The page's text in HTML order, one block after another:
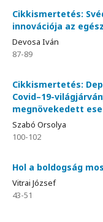
Cikkismertetés:
innovációja az
Devosa Iván
87-89
Cikkismertetés:
Covid–19-
megnövekedett
Szabó Orsolya
100-102
Hol a boldogság
Vitrai József
43-51